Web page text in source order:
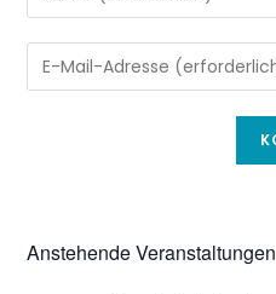
deinen
Namen
oder
Gib
deine
ein
Anstehende Veranstaltungen